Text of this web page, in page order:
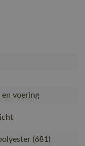
voering
(681)